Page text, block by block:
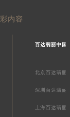
内容
百达翡丽中国
北京百达翡丽
深圳百达翡丽
上海百达翡丽